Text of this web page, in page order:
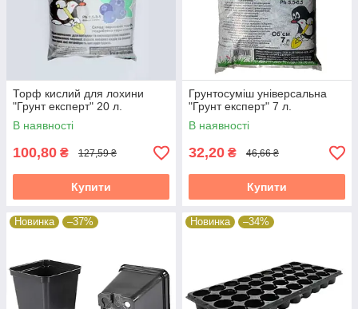
Торф кислий для лохини
"Грунт експерт" 20 л.
В наявності
100,80 ₴ 127,59 ₴
Купити
Грунтосуміш універсальна
"Грунт експерт" 7 л.
В наявності
32,20 ₴ 46,66 ₴
Купити
Новинка –37% Новинка –34%